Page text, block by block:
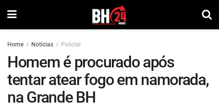
Home Noticias Policial
Homem é procurado após
tentar atear fogo em namorada,
na Grande BH